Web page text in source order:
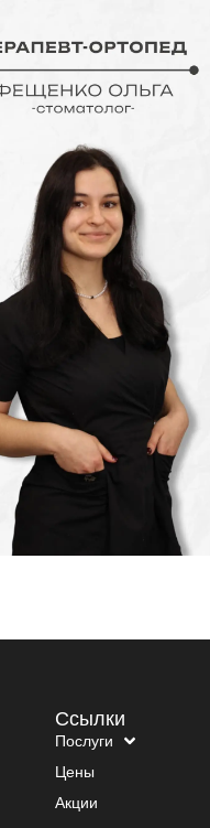
Ссылки
Послуги
Цены
Акции